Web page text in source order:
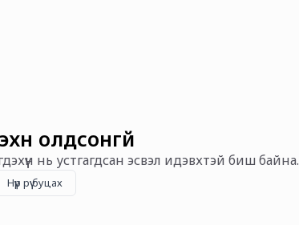
олдсонгүй
нь устгагдсан эсвэл идэвхтэй биш байна.
Нүүр рүү буцах